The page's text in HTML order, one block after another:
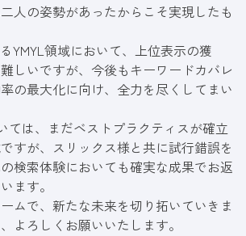
人の姿勢があったからこそ実現したも
YMYL領域において、上位表示の獲
しいですが、今後もキーワードカバレ
の最大化に向け、全力を尽くしてまい
ては、まだベストプラクティスが確立
すが、スリックス様と共に試行錯誤を
検索体験においても確実な成果でお返
ます。
ムで、新たな未来を切り拓いていきま
よろしくお願いいたします。